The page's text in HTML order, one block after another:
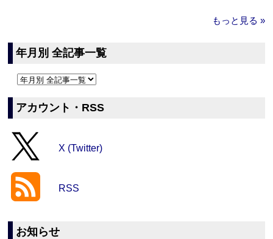
もっと見る »
年月別 全記事一覧
アカウント・RSS
X (Twitter)
RSS
お知らせ